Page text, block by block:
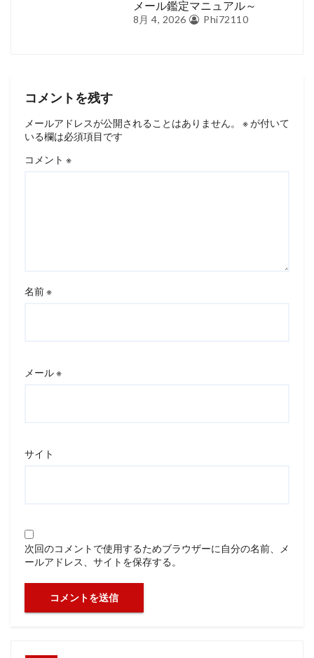
メール鑑定マニュアル～
8月 4, 2026 Phi72110
コメントを残す
メールアドレスが公開されることはありません。 ※が付いて
いる欄は必須項目です
コメント ※
名前※
メール※
サイト
次回のコメントで使用するためブラウザーに自分の名前、メ
ールアドレス、サイトを保存する。